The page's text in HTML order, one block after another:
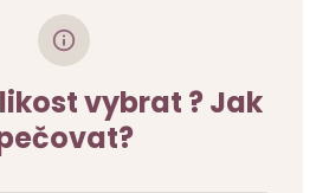
vybrat ? Jak